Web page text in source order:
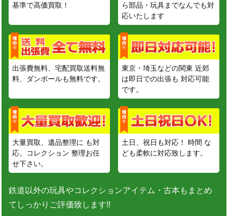
基準で高価買取！
ら部品・玩具までなんでも対
応いたします
出張費無料、宅配買取送料無
料、ダンボールも無料です。
東京・埼玉などの関東 近郊
は即日での出張も 対応可能
です。
大量買取、遺品整理に も対
応。コレクション 整理お任
せ下さい。
土日、祝日も対応！ 時間 な
ども柔軟に対応致します。
鉄道以外の玩具やコレクションアイテム・古本もまとめ
てしっかりご評価致します!!